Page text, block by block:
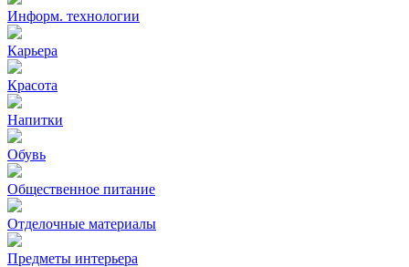
Информ. технологии
Карьера
Красота
Напитки
Обувь
Общественное питание
Отделочные материалы
Предметы интерьера